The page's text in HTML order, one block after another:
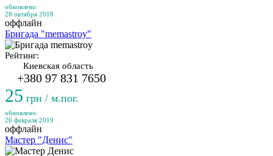
обновлено:
28 октября 2018
оффлайн
Бригада "memastroy"
Рейтинг:
Киевская область
+380 97 831 7650
25 грн / м.пог.
обновлено:
26 февраля 2019
оффлайн
Мастер "Денис"